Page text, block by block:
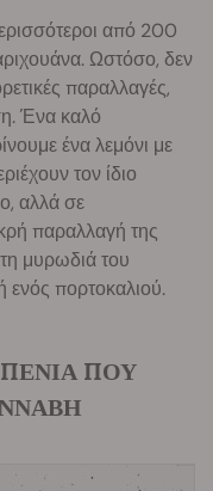
από 200
Ωστόσο, δεν
παραλλαγές,
Ένα καλό
ένα λεμόνι με
τον ίδιο
αλλά σε
παραλλαγή της
τη μυρωδιά του
ενός πορτοκαλιού.
ΠΟΥ